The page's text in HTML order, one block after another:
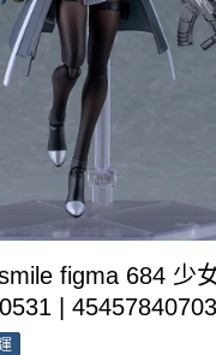
figma 684 少
|